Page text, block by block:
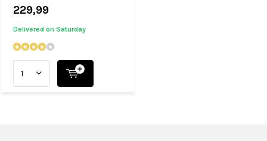
229,99
Delivered on Saturday